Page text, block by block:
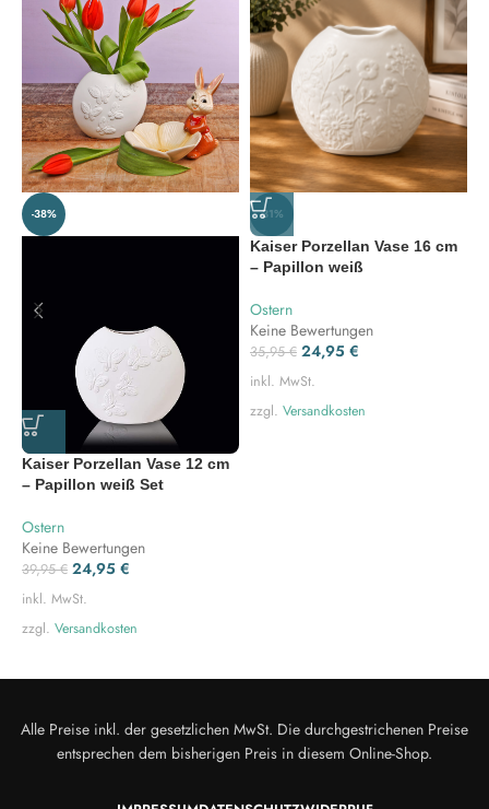
-38%
Kaiser Porzellan Vase 12 cm
– Papillon weiß Set
Ostern
Keine Bewertungen
39,95€ 24,95 €
inkl. MwSt.
zzgl. Versandkosten
-31%
Kaiser Porzellan Vase 16 cm
– Papillon weiß
Ostern
Keine Bewertungen
35,95€ 24,95 €
inkl. MwSt.
zzgl. Versandkosten
Alle Preise inkl. der gesetzlichen MwSt. Die durchgestrichenen Preise
entsprechen dem bisherigen Preis in diesem Online-Shop.